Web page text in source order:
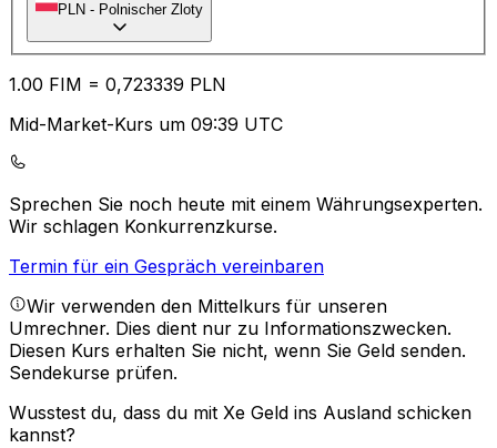
PLN - Polnischer Zloty
1.00 FIM = 0,723339 PLN
Mid-Market-Kurs um 09:39 UTC
Sprechen Sie noch heute mit einem Währungsexperten.
Wir schlagen Konkurrenzkurse.
Termin für ein Gespräch vereinbaren
Wir verwenden den Mittelkurs für unseren
Umrechner. Dies dient nur zu Informationszwecken.
Diesen Kurs erhalten Sie nicht, wenn Sie Geld senden.
Sendekurse prüfen.
Wusstest du, dass du mit Xe Geld ins Ausland schicken
kannst?